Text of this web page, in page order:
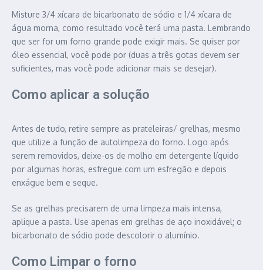
Misture 3/4 xícara de bicarbonato de sódio e 1/4 xícara de
água morna, como resultado você terá uma pasta. Lembrando
que ser for um forno grande pode exigir mais. Se quiser por
óleo essencial, você pode por (duas a três gotas devem ser
suficientes, mas você pode adicionar mais se desejar).
Como aplicar a solução
Antes de tudo, retire sempre as prateleiras/ grelhas, mesmo
que utilize a função de autolimpeza do forno. Logo após
serem removidos, deixe-os de molho em detergente líquido
por algumas horas, esfregue com um esfregão e depois
enxágue bem e seque.
Se as grelhas precisarem de uma limpeza mais intensa,
aplique a pasta. Use apenas em grelhas de aço inoxidável; o
bicarbonato de sódio pode descolorir o alumínio.
Como Limpar o forno